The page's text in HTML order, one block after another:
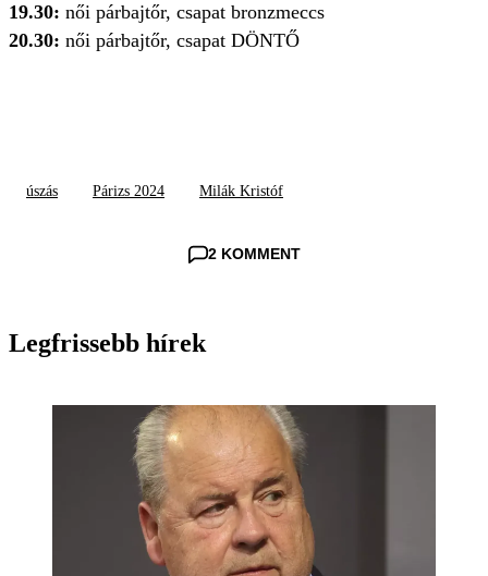
19.30: női párbajtőr, csapat bronzmeccs
20.30: női párbajtőr, csapat DÖNTŐ
úszás Párizs 2024 Milák Kristóf
2 KOMMENT
Legfrissebb hírek